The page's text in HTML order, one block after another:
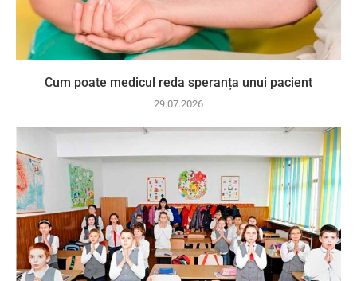
Cum poate medicul reda speranța unui pacient
29.07.2026